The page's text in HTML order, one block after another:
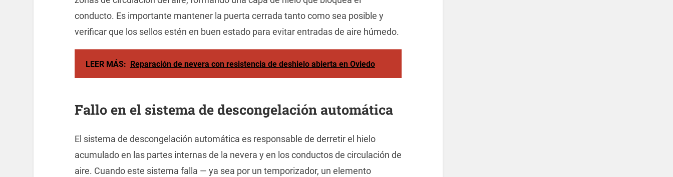
conducto. Es importante mantener la puerta cerrada tanto como sea posible y
verificar que los sellos estén en buen estado para evitar entradas de aire húmedo.
LEER MÁS: Reparación de nevera con resistencia de deshielo abierta en Oviedo
Fallo en el sistema de descongelación automática
El sistema de descongelación automática es responsable de derretir el hielo
acumulado en las partes internas de la nevera y en los conductos de circulación de
aire. Cuando este sistema falla — ya sea por un temporizador, un elemento